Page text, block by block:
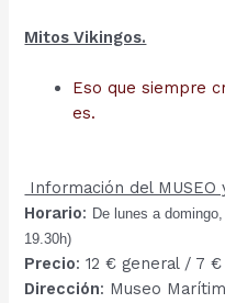
Mitos Vikingos.
Eso que siempre
es.
Información del MUSEO
Horario: De lunes a
19.30h)
Precio: 12 € general / 7
Dirección: Museo